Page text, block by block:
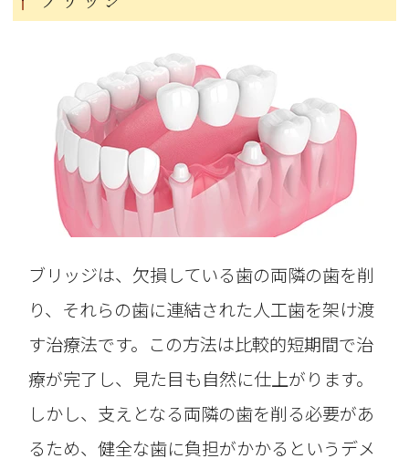
ブリッジは、欠損している歯の両隣の歯を削
り、それらの歯に連結された人工歯を架け渡
す治療法です。この方法は比較的短期間で治
療が完了し、見た目も自然に仕上がります。
しかし、支えとなる両隣の歯を削る必要があ
るため、健全な歯に負担がかかるというデメ